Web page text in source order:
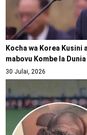
Kocha wa Korea Kusini
mabovu Kombe la Dunia
30 Julai, 2026